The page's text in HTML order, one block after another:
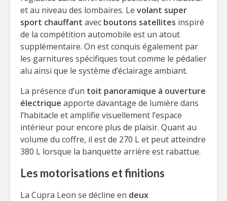
et au niveau des lombaires. Le volant super
sport chauffant avec boutons satellites inspiré
de la compétition automobile est un atout
supplémentaire. On est conquis également par
les garnitures spécifiques tout comme le pédalier
alu ainsi que le système d’éclairage ambiant.
La présence d’un toit panoramique à ouverture
électrique apporte davantage de lumière dans
l’habitacle et amplifie visuellement l’espace
intérieur pour encore plus de plaisir. Quant au
volume du coffre, il est de 270 L et peut atteindre
380 L lorsque la banquette arrière est rabattue.
Les motorisations et finitions
La Cupra Leon se décline en deux